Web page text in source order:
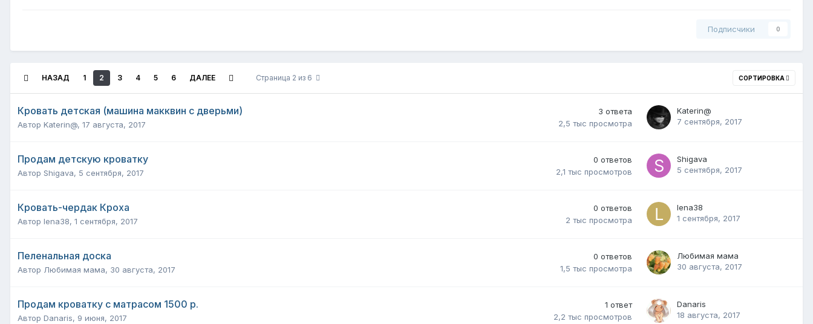
Подписчики 0
СОРТИРОВКА
НАЗАД 1 2 3 4 5 6 ДАЛЕЕ Страница 2 из 6
Кровать детская (машина макквин с дверьми)
Автор Katerin@, 17 августа, 2017
3 ответа
2,5 тыс просмотра
Katerin@
7 сентября, 2017
Продам детскую кроватку
Автор Shigava, 5 сентября, 2017
0 ответов
2,1 тыс просмотров
Shigava
5 сентября, 2017
Кровать-чердак Кроха
Автор lena38, 1 сентября, 2017
0 ответов
2 тыс просмотра
lena38
1 сентября, 2017
Пеленальная доска
Автор Любимая мама, 30 августа, 2017
0 ответов
1,5 тыс просмотра
Любимая мама
30 августа, 2017
Продам кроватку с матрасом 1500 р.
Автор Danaris, 9 июня, 2017
1 ответ
2,2 тыс просмотров
Danaris
18 августа, 2017